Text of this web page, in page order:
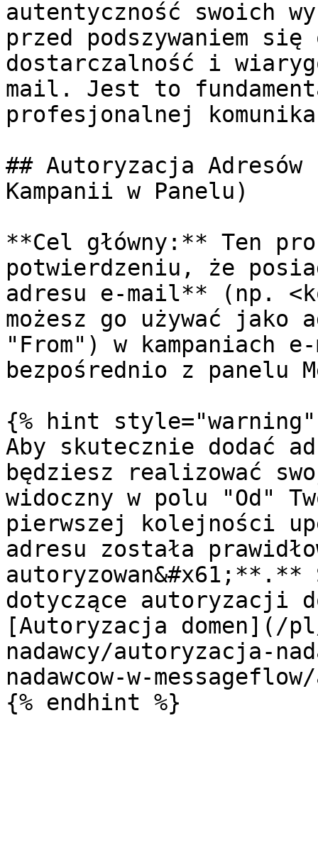
autentyczność swoich
przed podszywaniem
dostarczalność i
mail. Jest to
profesjonalnej
## Autoryzacja
Kampanii w Panelu)
**Cel główny:** Ten
potwierdzeniu, że
adresu e-mail** (np.
możesz go używać jako
"From") w kampaniach
bezpośrednio z panelu
{% hint style="warning"
Aby skutecznie dodać
będziesz realizować
widoczny w polu "Od"
pierwszej kolejności
adresu została
autoryzowan&#x61;**.**
dotyczące autoryzacji
[Autoryzacja domen](/
nadawcy/autoryzacja-
nadawcow-w-